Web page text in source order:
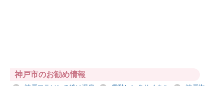
神戸市のお勧め情報